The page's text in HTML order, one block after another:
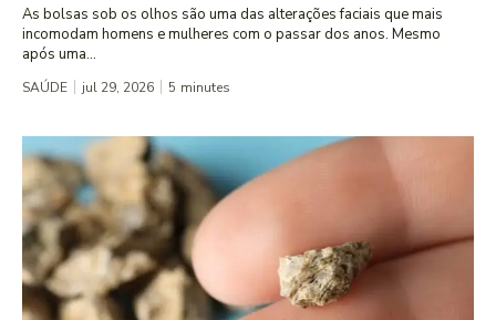
As bolsas sob os olhos são uma das alterações faciais que mais
incomodam homens e mulheres com o passar dos anos. Mesmo
após uma...
SAÚDE jul 29, 2026 5 minutes